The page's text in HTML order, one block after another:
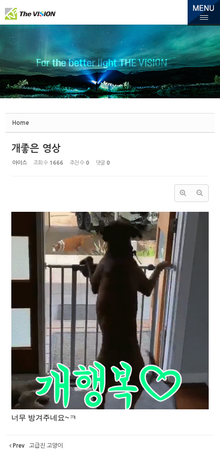
Home
개좋은 영상
아이스 조회 수 1666 추천 수 0 댓글 0
너무 방겨주네요~ㅋ
Prev 고급진 고양이